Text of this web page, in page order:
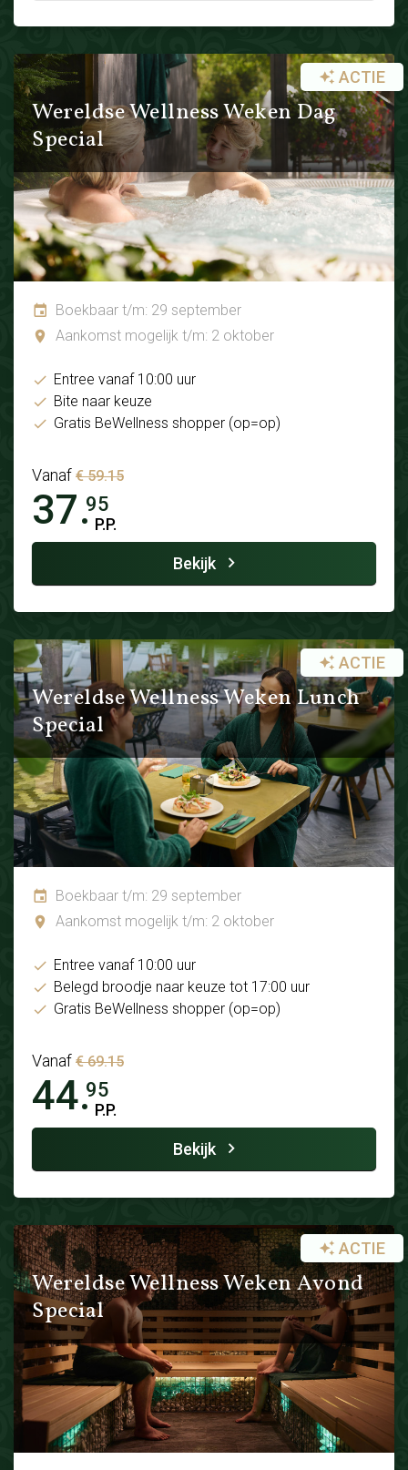
Wereldse Wellness Weken Dag
Special
ACTIE
Boekbaar t/m: 29 september
Aankomst mogelijk t/m: 2 oktober
Entree vanaf 10:00 uur
Bite naar keuze
Gratis BeWellness shopper (op=op)
Vanaf € 59.15
37.95
P.P.
Bekijk
Wereldse Wellness Weken Lunch
Special
ACTIE
Boekbaar t/m: 29 september
Aankomst mogelijk t/m: 2 oktober
Entree vanaf 10:00 uur
Belegd broodje naar keuze tot 17:00 uur
Gratis BeWellness shopper (op=op)
Vanaf € 69.15
44.95
P.P.
Bekijk
Wereldse Wellness Weken Avond
Special
ACTIE